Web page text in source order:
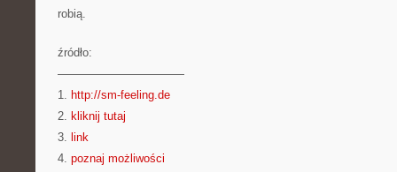
robią.
źródło:
———————————
1. http://sm-feeling.de
2. kliknij tutaj
3. link
4. poznaj możliwości